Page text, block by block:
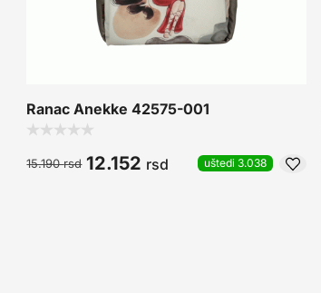
Ranac Anekke 42575-001
15.190rsd 12.152 rsd uštedi 3.038